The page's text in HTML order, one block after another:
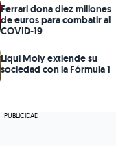
Ferrari dona diez millones
de euros para combatir al
COVID-19
Liqui Moly extiende su
sociedad con la Fórmula 1